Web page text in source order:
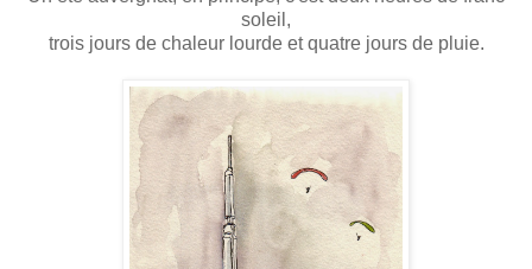
soleil,
trois jours de chaleur lourde et quatre jours de pluie.